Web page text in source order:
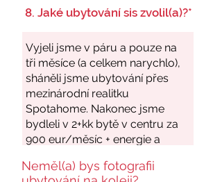
8. Jaké ubytování sis zvolil(a)?*
Neměl(a) bys fotografii